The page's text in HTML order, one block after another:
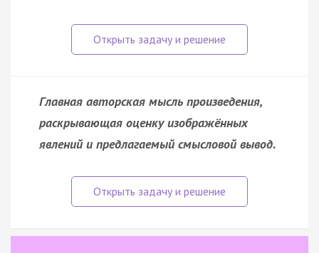
Главная авторская мысль произведения,
раскрывающая оценку изображённых
явлений и предлагаемый смысловой вывод.